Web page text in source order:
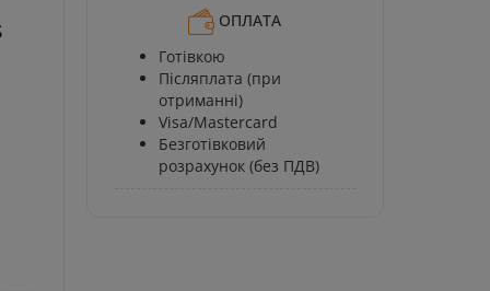
ОПЛАТА
Готівкою
Післяплата (при
отриманні)
Visa/Mastercard
Безготівковий
розрахунок (без ПДВ)